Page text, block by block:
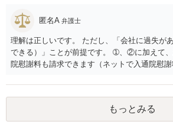
匿名A 弁護士
理解は正しいです。 ただし、「会社に過失が
できる）」ことが前提です。 ➀、②に加えて
院慰謝料も請求できます（ネットで入通院慰
後遺障害慰謝料も請求できます。これらは後
収入、年齢等で大きく変わりますので一般的
ん。 弁護士に依頼する費用はそれぞれの弁護
いてみるしかありませんが、旧日弁連規準を
もっとみる